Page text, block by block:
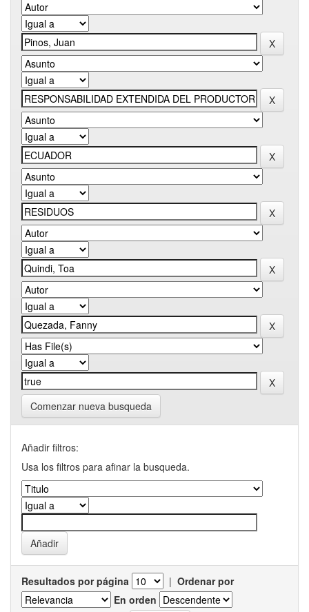
Comenzar nueva busqueda
Añadir filtros:
Usa los filtros para afinar la busqueda.
Resultados por página | Ordenar por
En orden